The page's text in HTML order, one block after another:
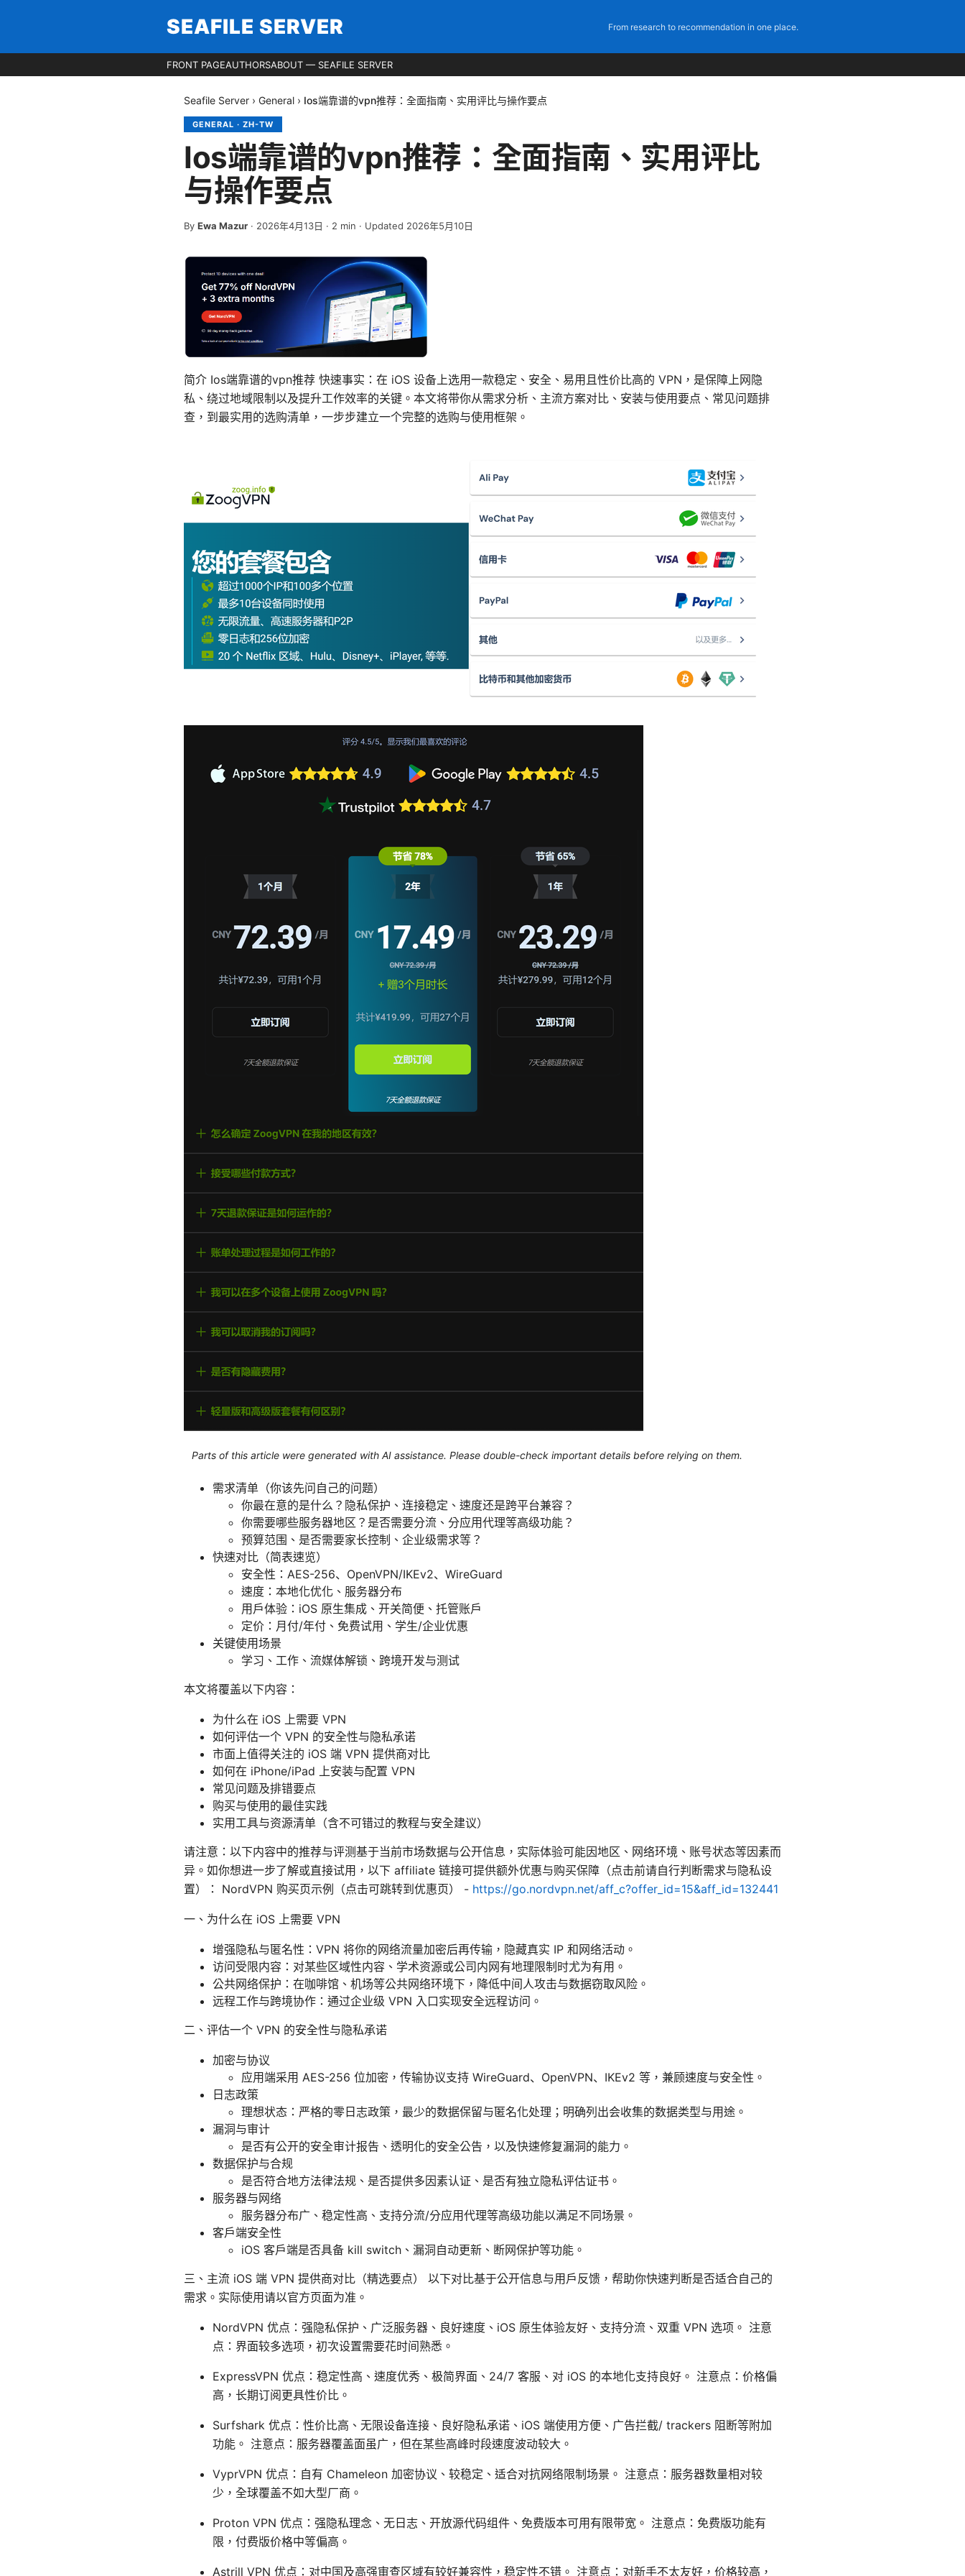
SEAFILE SERVER From research to recommendation in one place.
FRONT PAGEAUTHORSABOUT — SEAFILE SERVER
Seafile Server › General › Ios端靠谱的vpn推荐：全面指南、实用评比与操作要点
GENERAL · ZH-TW
Ios端靠谱的vpn推荐：全面指南、实用评比
与操作要点
By Ewa Mazur · 2026年4月13日 · 2 min · Updated 2026年5月10日
简介 Ios端靠谱的vpn推荐 快速事实：在 iOS 设备上选用一款稳定、安全、易用且性价比高的 VPN，是保障上网隐
私、绕过地域限制以及提升工作效率的关键。本文将带你从需求分析、主流方案对比、安装与使用要点、常见问题排
查，到最实用的选购清单，一步步建立一个完整的选购与使用框架。
Parts of this article were generated with AI assistance. Please double-check important details before relying on them.
需求清单（你该先问自己的问题）
你最在意的是什么？隐私保护、连接稳定、速度还是跨平台兼容？
你需要哪些服务器地区？是否需要分流、分应用代理等高级功能？
预算范围、是否需要家长控制、企业级需求等？
快速对比（简表速览）
安全性：AES-256、OpenVPN/IKEv2、WireGuard
速度：本地化优化、服务器分布
用户体验：iOS 原生集成、开关简便、托管账户
定价：月付/年付、免费试用、学生/企业优惠
关键使用场景
学习、工作、流媒体解锁、跨境开发与测试
本文将覆盖以下内容：
为什么在 iOS 上需要 VPN
如何评估一个 VPN 的安全性与隐私承诺
市面上值得关注的 iOS 端 VPN 提供商对比
如何在 iPhone/iPad 上安装与配置 VPN
常见问题及排错要点
购买与使用的最佳实践
实用工具与资源清单（含不可错过的教程与安全建议）
请注意：以下内容中的推荐与评测基于当前市场数据与公开信息，实际体验可能因地区、网络环境、账号状态等因素而
异。如你想进一步了解或直接试用，以下 affiliate 链接可提供额外优惠与购买保障（点击前请自行判断需求与隐私设
置）： NordVPN 购买页示例（点击可跳转到优惠页） - https://go.nordvpn.net/aff_c?offer_id=15&aff_id=132441
一、为什么在 iOS 上需要 VPN
增强隐私与匿名性：VPN 将你的网络流量加密后再传输，隐藏真实 IP 和网络活动。
访问受限内容：对某些区域性内容、学术资源或公司内网有地理限制时尤为有用。
公共网络保护：在咖啡馆、机场等公共网络环境下，降低中间人攻击与数据窃取风险。
远程工作与跨境协作：通过企业级 VPN 入口实现安全远程访问。
二、评估一个 VPN 的安全性与隐私承诺
加密与协议
应用端采用 AES-256 位加密，传输协议支持 WireGuard、OpenVPN、IKEv2 等，兼顾速度与安全性。
日志政策
理想状态：严格的零日志政策，最少的数据保留与匿名化处理；明确列出会收集的数据类型与用途。
漏洞与审计
是否有公开的安全审计报告、透明化的安全公告，以及快速修复漏洞的能力。
数据保护与合规
是否符合地方法律法规、是否提供多因素认证、是否有独立隐私评估证书。
服务器与网络
服务器分布广、稳定性高、支持分流/分应用代理等高级功能以满足不同场景。
客户端安全性
iOS 客户端是否具备 kill switch、漏洞自动更新、断网保护等功能。
三、主流 iOS 端 VPN 提供商对比（精选要点） 以下对比基于公开信息与用户反馈，帮助你快速判断是否适合自己的
需求。实际使用请以官方页面为准。
NordVPN 优点：强隐私保护、广泛服务器、良好速度、iOS 原生体验友好、支持分流、双重 VPN 选项。 注意
点：界面较多选项，初次设置需要花时间熟悉。
ExpressVPN 优点：稳定性高、速度优秀、极简界面、24/7 客服、对 iOS 的本地化支持良好。 注意点：价格偏
高，长期订阅更具性价比。
Surfshark 优点：性价比高、无限设备连接、良好隐私承诺、iOS 端使用方便、广告拦截/ trackers 阻断等附加
功能。 注意点：服务器覆盖面虽广，但在某些高峰时段速度波动较大。
VyprVPN 优点：自有 Chameleon 加密协议、较稳定、适合对抗网络限制场景。 注意点：服务器数量相对较
少，全球覆盖不如大型厂商。
Proton VPN 优点：强隐私理念、无日志、开放源代码组件、免费版本可用有限带宽。 注意点：免费版功能有
限，付费版价格中等偏高。
Astrill VPN 优点：对中国及高强审查区域有较好兼容性，稳定性不错。 注意点：对新手不太友好，价格较高，